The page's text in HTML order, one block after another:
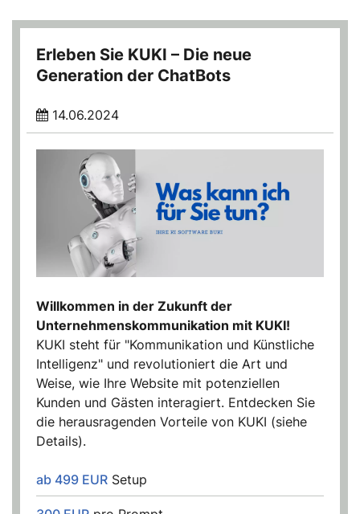
Erleben Sie KUKI – Die neue
Generation der ChatBots
14.06.2024
Willkommen in der Zukunft der
Unternehmenskommunikation mit KUKI!
KUKI steht für "Kommunikation und Künstliche
Intelligenz" und revolutioniert die Art und
Weise, wie Ihre Website mit potenziellen
Kunden und Gästen interagiert. Entdecken Sie
die herausragenden Vorteile von KUKI (siehe
Details).
ab 499 EUR Setup